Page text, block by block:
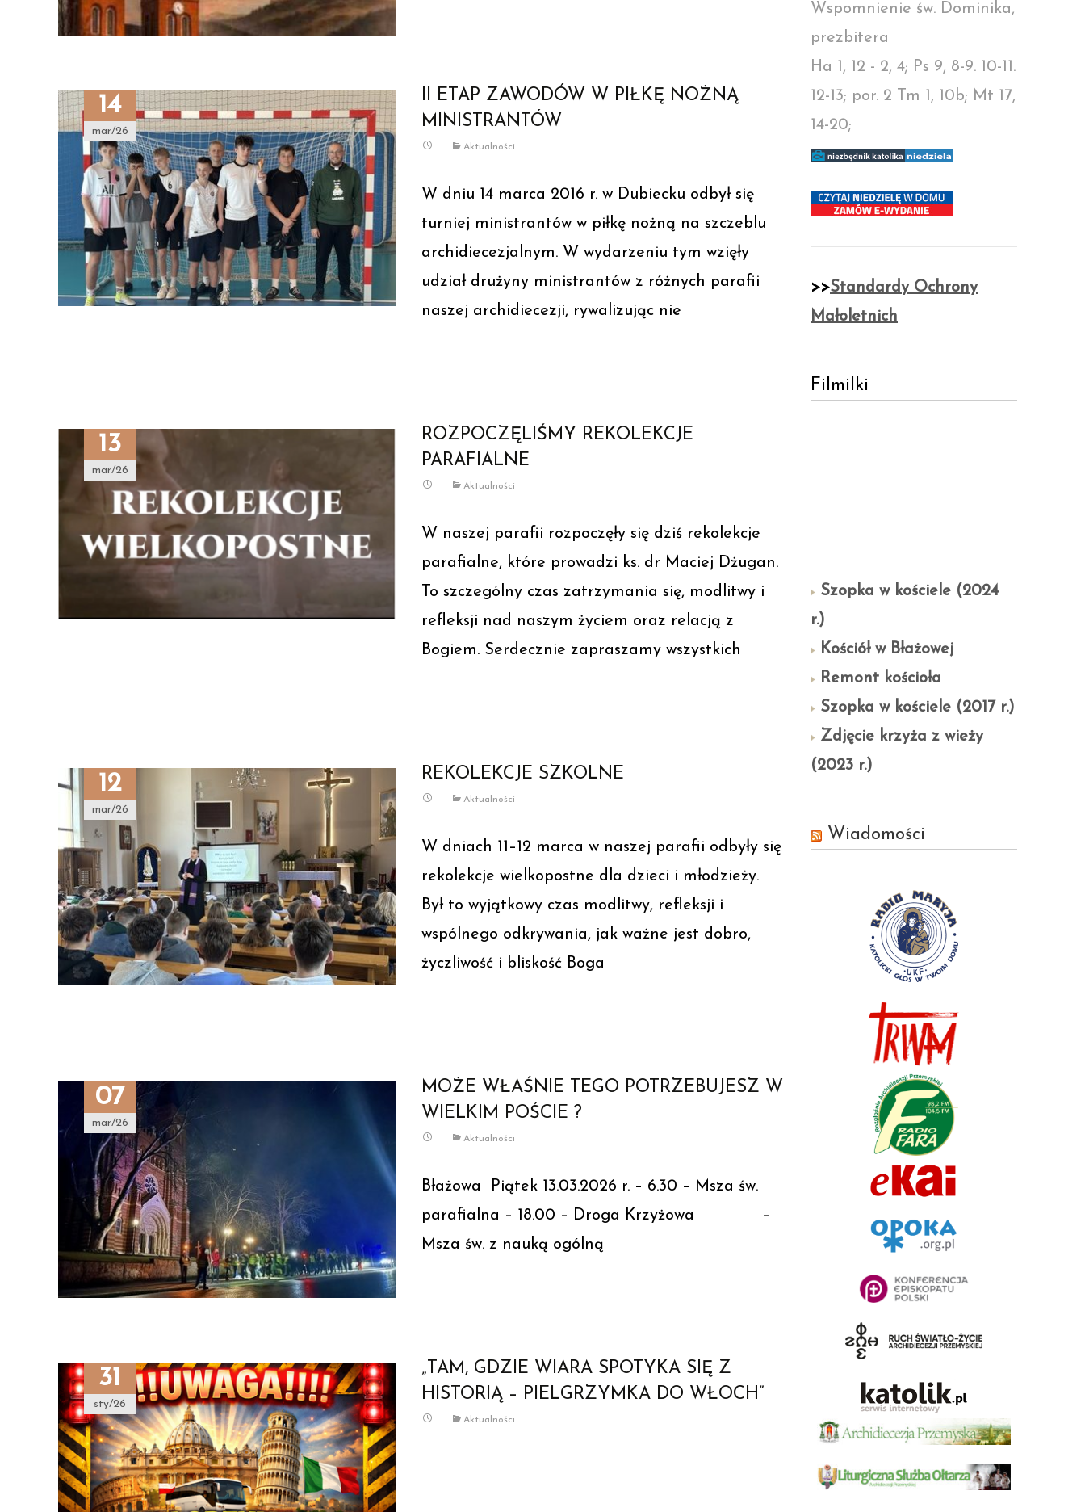
14
mar/26
II ETAP ZAWODÓW W PIŁKĘ NOŻNĄ
MINISTRANTÓW
Aktualności
W dniu 14 marca 2016 r. w Dubiecku odbył się
turniej ministrantów w piłkę nożną na szczeblu
archidiecezjalnym. W wydarzeniu tym wzięły
udział drużyny ministrantów z różnych parafii
naszej archidiecezji, rywalizując nie
13
mar/26
ROZPOCZĘLIŚMY REKOLEKCJE
PARAFIALNE
Aktualności
W naszej parafii rozpoczęły się dziś rekolekcje
parafialne, które prowadzi ks. dr Maciej Dżugan.
To szczególny czas zatrzymania się, modlitwy i
refleksji nad naszym życiem oraz relacją z
Bogiem. Serdecznie zapraszamy wszystkich
12
mar/26
REKOLEKCJE SZKOLNE
Aktualności
W dniach 11–12 marca w naszej parafii odbyły się
rekolekcje wielkopostne dla dzieci i młodzieży.
Był to wyjątkowy czas modlitwy, refleksji i
wspólnego odkrywania, jak ważne jest dobro,
życzliwość i bliskość Boga
07
mar/26
MOŻE WŁAŚNIE TEGO POTRZEBUJESZ W
WIELKIM POŚCIE ?
Aktualności
Błażowa Piątek 13.03.2026 r. – 6.30 – Msza św.
parafialna – 18.00 – Droga Krzyżowa –
Msza św. z nauką ogólną
31
sty/26
„TAM, GDZIE WIARA SPOTYKA SIĘ Z
HISTORIĄ – PIELGRZYMKA DO WŁOCH”
Aktualności
Wspomnienie św. Dominika,
prezbitera
Ha 1, 12 - 2, 4; Ps 9, 8-9. 10-11.
12-13; por. 2 Tm 1, 10b; Mt 17,
14-20;
>>Standardy Ochrony
Małoletnich
Filmilki
Szopka w kościele (2024
r.)
Kościół w Błażowej
Remont kościoła
Szopka w kościele (2017 r.)
Zdjęcie krzyża z wieży
(2023 r.)
Wiadomości